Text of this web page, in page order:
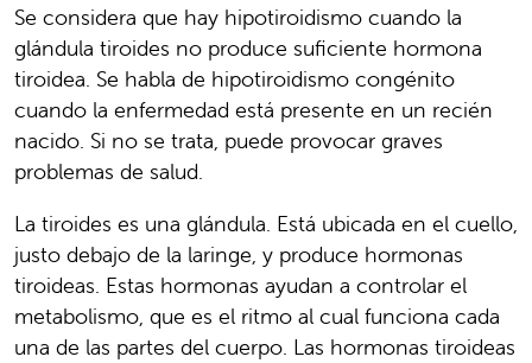
Se considera que hay hipotiroidismo cuando la
glándula tiroides no produce suficiente hormona
tiroidea. Se habla de hipotiroidismo congénito
cuando la enfermedad está presente en un recién
nacido. Si no se trata, puede provocar graves
problemas de salud.
La tiroides es una glándula. Está ubicada en el cuello,
justo debajo de la laringe, y produce hormonas
tiroideas. Estas hormonas ayudan a controlar el
metabolismo, que es el ritmo al cual funciona cada
una de las partes del cuerpo. Las hormonas tiroideas